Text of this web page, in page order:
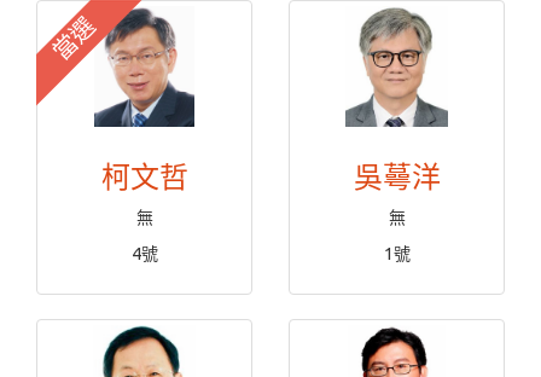
當選
柯文哲
無
4號
吳蕚洋
無
1號